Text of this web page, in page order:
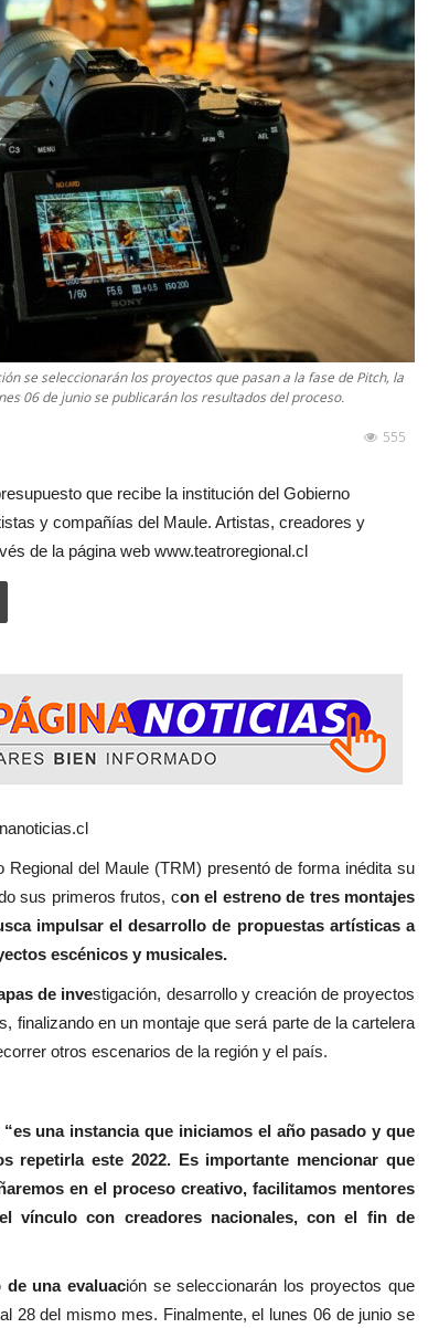
se seleccionarán los proyectos que pasan a la fase de Pitch, la
06 de junio se publicarán los resultados del proceso.
555
que recibe la institución del Gobierno
y compañías del Maule. Artistas, creadores y
de la página web www.teatroregional.cl
(TRM) presentó de forma inédita su
sus primeros frutos, con el estreno de tres montajes
impulsar el desarrollo de propuestas artísticas a
escénicos y musicales.
de investigación, desarrollo y creación de proyectos
finalizando en un montaje que será parte de la cartelera
otros escenarios de la región y el país.
“es una instancia que iniciamos el año pasado y que
repetirla este 2022. Es importante mencionar que
en el proceso creativo, facilitamos mentores
vínculo con creadores nacionales, con el fin de
una evaluación se seleccionarán los proyectos que
28 del mismo mes. Finalmente, el lunes 06 de junio se
que partidos de la...
Editora Julio 9, 2026 210